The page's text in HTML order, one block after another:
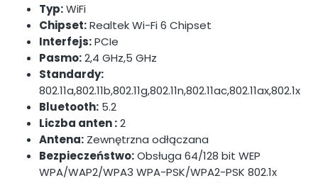
Typ:WiFi
Chipset:Realtek Wi-Fi 6 Chipset
Interfejs:PCIe
Pasmo:2,4 GHz,5 GHz
Standardy:
802.11a,802.11b,802.11g,802.11n,802.11ac,802.11ax,802.1x
Bluetooth: 5.2
Liczba anten :2
Antena: Zewnętrzna odłączana
Bezpieczeństwo:Obsługa 64/128 bit WEP
WPA/WAP2/WPA3 WPA-PSK/WPA2-PSK 802.1x